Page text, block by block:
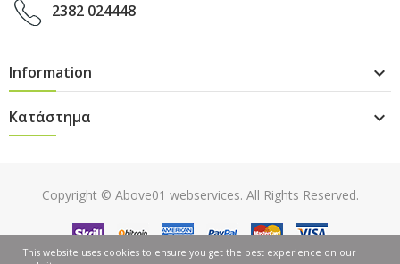
2382 024448
Information 
Κατάστημα 
Copyright © Above01 webservices. All Rights Reserved.
This website uses cookies to ensure you get the best experience on our